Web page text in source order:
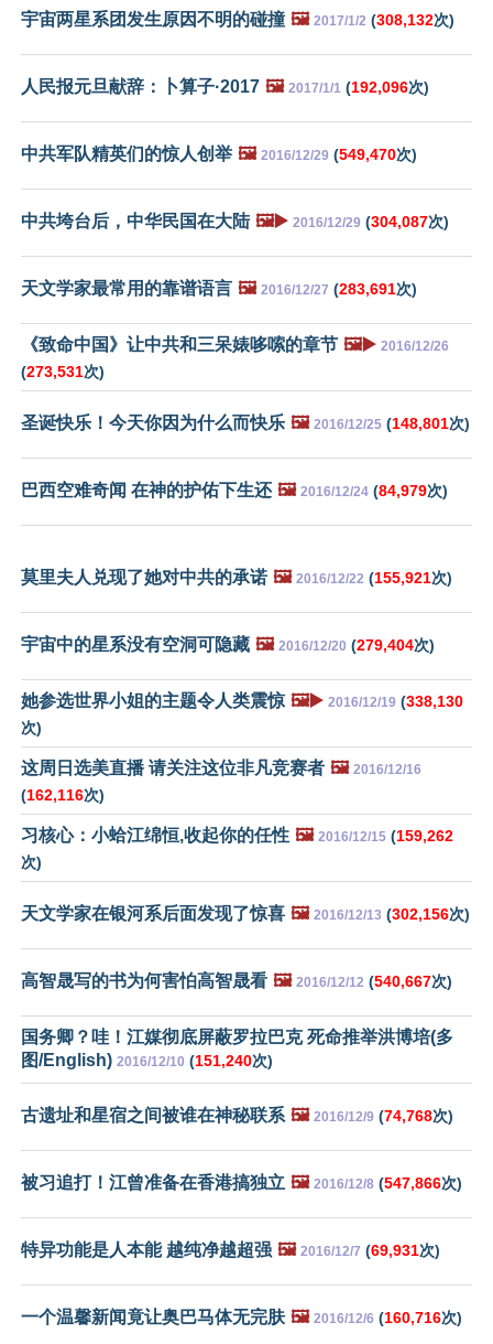
宇宙两星系团发生原因不明的碰撞 🖼️ 2017/1/2 (308,132次)
人民报元旦献辞：卜算子·2017 🖼️ 2017/1/1 (192,096次)
中共军队精英们的惊人创举 🖼️ 2016/12/29 (549,470次)
中共垮台后，中华民国在大陆 🖼️▶️ 2016/12/29 (304,087次)
天文学家最常用的靠谱语言 🖼️ 2016/12/27 (283,691次)
《致命中国》让中共和三呆婊哆嗦的章节 🖼️▶️ 2016/12/26
(273,531次)
圣诞快乐！今天你因为什么而快乐 🖼️ 2016/12/25 (148,801次)
巴西空难奇闻 在神的护佑下生还 🖼️ 2016/12/24 (84,979次)
莫里夫人兑现了她对中共的承诺 🖼️ 2016/12/22 (155,921次)
宇宙中的星系没有空洞可隐藏 🖼️ 2016/12/20 (279,404次)
她参选世界小姐的主题令人类震惊 🖼️▶️ 2016/12/19 (338,130
次)
这周日选美直播 请关注这位非凡竞赛者 🖼️ 2016/12/16
(162,116次)
习核心：小蛤江绵恒,收起你的任性 🖼️ 2016/12/15 (159,262
次)
天文学家在银河系后面发现了惊喜 🖼️ 2016/12/13 (302,156次)
高智晟写的书为何害怕高智晟看 🖼️ 2016/12/12 (540,667次)
国务卿？哇！江媒彻底屏蔽罗拉巴克 死命推举洪博培(多
图/English) 2016/12/10 (151,240次)
古遗址和星宿之间被谁在神秘联系 🖼️ 2016/12/9 (74,768次)
被习追打！江曾准备在香港搞独立 🖼️ 2016/12/8 (547,866次)
特异功能是人本能 越纯净越超强 🖼️ 2016/12/7 (69,931次)
一个温馨新闻竟让奥巴马体无完肤 🖼️ 2016/12/6 (160,716次)